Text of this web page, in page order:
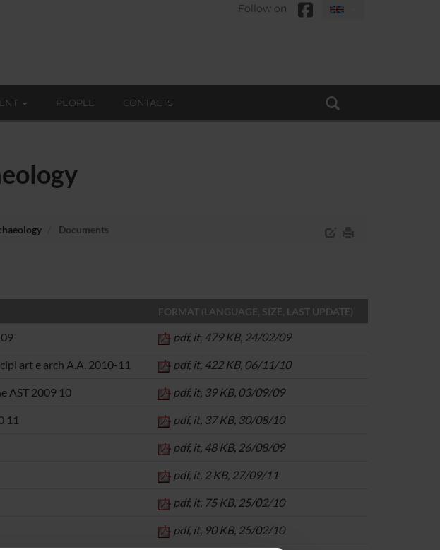
Follow on
PEOPLE CONTACTS
Documents
FORMAT (LANGUAGE, SIZE, LAST UPDATE)
pdf, it, 479 KB, 24/02/09
art e arch A.A. 2010-11 pdf, it, 422 KB, 06/11/10
AST 2009 10 pdf, it, 39 KB, 03/09/09
11 pdf, it, 37 KB, 30/08/10
pdf, it, 48 KB, 26/08/09
pdf, it, 2 KB, 27/09/11
pdf, it, 75 KB, 25/02/10
pdf, it, 90 KB, 25/02/10